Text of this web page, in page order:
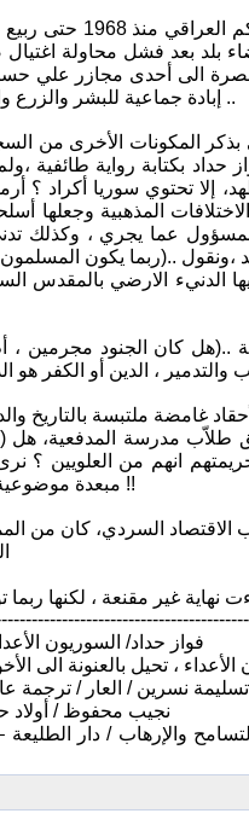
بلد بعد فشل محاولة
1991،حيث تحولت ساحة سعد في البصرة الى
إبادة جماعية للبشر والزرع والضرع ..أثناء الحرب العراقية الإيرانية ..
بذكر المكونات الأخرى من
وبالطريقة هذه قام المؤلف فوّاز حداد
إلا تحتوي سوريا أكراد ؟
المذهبية وجعلها
عما يجري ، وكذلك
،ونقول ..(ربما يكون
..(هل كان الجنود مجرمين
انهم من العلويين ؟
مبعدة موضوعية ، ويركز فقط على ماجرى في حماه !!
*فواز حداد/ السوريون
*تسليمة نسرين / العار / ترجمة
*نجيب محفوظ / أولاد